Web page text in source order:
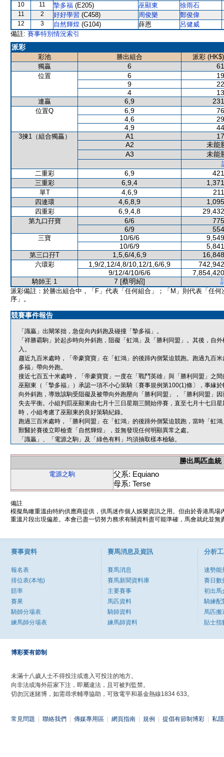
10 11 摯多福 (E205) 巫顯東 徐雨石
11 2 好好學習 (C458) 周俊樂 鄭俊偉
12 3 自然輝煌 (G104) 薛恩
呂健威
備註: 賽事特別情況索引
派彩
彩池 勝出組合
派彩 (HK$)
獨贏
6
位置 6
9
4
連贏 6,9
位置Q 6,9
4,6
4,9
3揀1（組合獨贏） A1
A2
未能
A3
未能
二重彩
6,9
三重彩 6,9,4
單T 4,6,9
四連環 4,6,8,9
四重彩 6,9,4,8
第九口孖寶 6/6
6/9
三寶 10/6/6
10/6/9
第三口孖T 1,5,6/4,6,9
六環彩 1,9/2,12/4,8/10,12/1,6/6,9
9/12/4/10/6/6
騎師王 1 7 [蔡明紹]
派彩備註：於勝出組合中，「F」代表「任何組合」；「M」則代表「任何
序」。
競賽事件報告
「識贏」出閘笨拙，急促向內斜跑及碰撞「摯多福」。
「祥勝霸駒」於起步時向外斜跑，阻礙「虹鴻」及「勝利同盟」。其後，自
入。
趨近九百米處時，「帝豪寶寶」在「虹鴻」的後蹄內側緊迫競跑。跑過九百
多福」帶向外跑。
接近七百五十米處時，「帝豪寶寶」一度在「戰鬥英雄」與「勝利同盟」之
巫顯東（「摯多福」）承認一項不小心策騎〔賽事規例第100(1)條〕，事緣
向外斜跑，導致該駒受阻礙及被帶向外跑壓向「勝利同盟」，「勝利同盟」
失去平衡。小組判罰巫顯東由七月十三日星期三開始停賽，直至七月十七日
時，小組考慮了巫顯東的良好策騎紀錄。
跑過三百米處時，「勝利同盟」在「虹鴻」的後蹄外側緊迫競跑，當時「虹
獸醫於賽後立即檢查「自然輝煌」，並無發現任何明顯異常之處。
「識贏」、「電源之駒」及「綠色有料」均須抽取樣本檢驗。
勝出馬匹血統
電源之駒
父系: Equiano
母系: Terse
備註
模擬鳥瞰重溫由特約供應商提供，供馬迷作個人娛樂資訊之用。但由於香港馬
重溫片段出現偏差。本會已盡一切努力務求有關資料盡可能準確，馬會就此並
賽事資料
報名表
排位表(本地)
賠率
賽果
騎師分場表
練馬師分場表
賽馬消息及資訊
賽馬消息
賽馬新聞資料庫
主要賽事
馬匹資料
騎師資料
練馬師資料
分析
速勢能
賽日數
初出馬
騎練配
馬匹搬
貼士指
博彩要有節制
未滿十八歲人士不得投注或進入可投注的地方。
向非法或海外莊家下注，即屬違法，且可被判監禁。
切勿沉迷賭博，如需尋求輔導協助，可致電平和基金熱線1834 633。
常見問題 聯絡我們 傳媒專用區 網頁指南 規例 提倡有節制博彩 私